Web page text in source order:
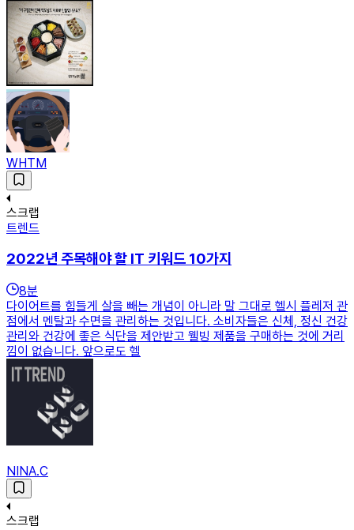
WHTM
스크랩
트렌드
2022년 주목해야 할 IT 키워드 10가지
8분
다이어트를 힘들게 살을 빼는 개념이 아니라 말 그대로 헬시 플레저 관
점에서 멘탈과 수면을 관리하는 것입니다. 소비자들은 신체, 정신 건강
관리와 건강에 좋은 식단을 제안받고 웰빙 제품을 구매하는 것에 거리
낌이 없습니다. 앞으로도 헬
NINA.C
스크랩